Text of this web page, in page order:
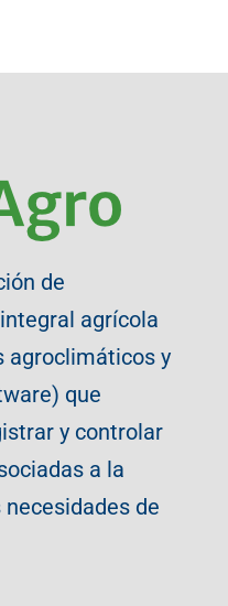
de
agrícola
agroclimáticos y
que
y controlar
a la
de